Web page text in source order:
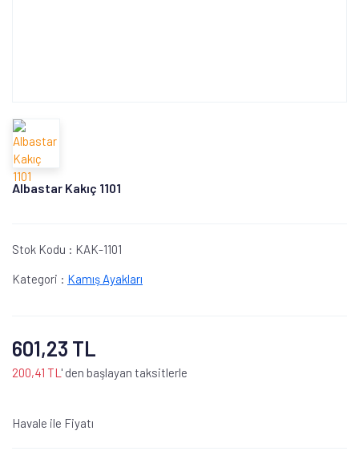
Albastar Kakıç 1101
Stok Kodu : KAK-1101
Kategori : Kamış Ayakları
601,23 TL
200,41 TL ' den başlayan taksitlerle
Havale ile Fiyatı